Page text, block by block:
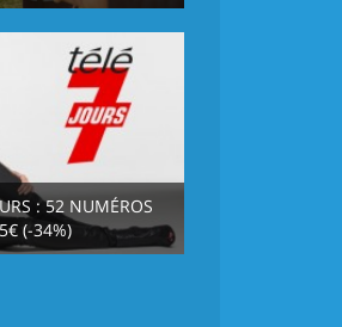
: 52 NUMÉROS
(-34%)